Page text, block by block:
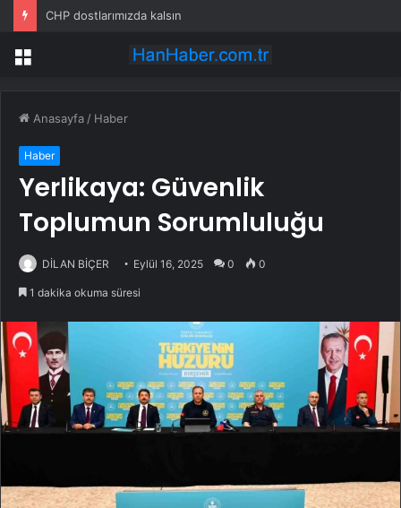
CHP dostlarımızda kalsın
Menü
Anasayfa / Haber
Haber
Yerlikaya: Güvenlik
Toplumun Sorumluluğu
DİLAN BİÇER Eylül 16, 2025 0 0
1 dakika okuma süresi